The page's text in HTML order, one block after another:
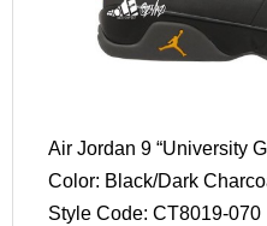
Air Jordan 9 “University
Color: Black/Dark
Style Code: CT8019-070